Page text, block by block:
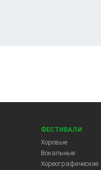
ФЕСТИВАЛИ
Хоровые
Вокальные
Хореографические